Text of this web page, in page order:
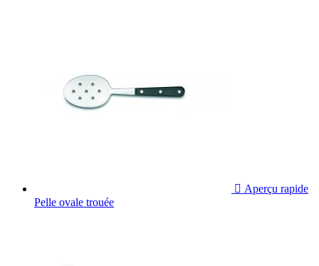
 Aperçu rapide
Pelle ovale trouée